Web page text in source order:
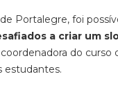
Portalegre, foi
a criar um
do
estudantes.